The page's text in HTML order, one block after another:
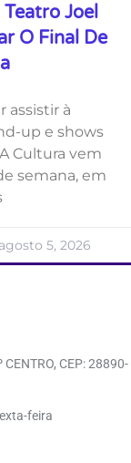
Joel
O Final De
assistir à
up e shows
Cultura vem
semana, em
agosto 5, 2026
CENTRO, CEP: 28890-
feira